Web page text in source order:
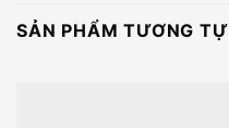
SẢN PHẨM TƯƠNG TỰ